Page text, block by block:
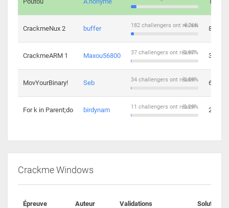
CrackmeNux 2 buffer 4.76%
182 challengers ont réussi 8
CrackmeARM 1 Maxou56800 0.97%
37 challengers ont réussi 3
MovYourBinary! Seb 0.89%
34 challengers ont réussi 6
For k in Parent;do birdynam 0.29%
11 challengers ont réussi 2
Crackme Windows
Épreuve Auteur Validations Solutions